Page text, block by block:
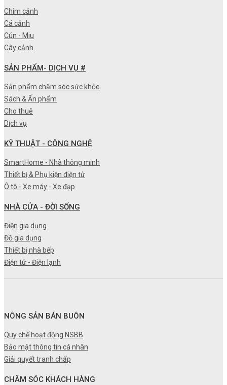
Chim cảnh
Cá cảnh
Cún - Miu
Cây cảnh
SẢN PHẨM- DỊCH VỤ #
Sản phẩm chăm sóc sức khỏe
Sách & Ấn phẩm
Cho thuê
Dịch vụ
KỸ THUẬT - CÔNG NGHỆ
SmartHome - Nhà thông minh
Thiết bị & Phụ kiện điện tử
Ô tô - Xe máy - Xe đạp
NHÀ CỬA - ĐỜI SỐNG
Điện gia dụng
Đồ gia dụng
Thiết bị nhà bếp
Điện tử - Điện lạnh
NÔNG SẢN BÁN BUÔN
Quy chế hoạt động NSBB
Bảo mật thông tin cá nhân
Giải quyết tranh chấp
CHĂM SÓC KHÁCH HÀNG